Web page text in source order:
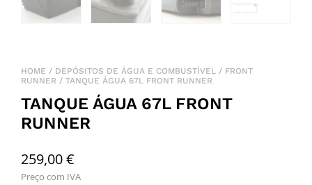
HOME / DEPÓSITOS DE ÁGUA E COMBUSTÍVEL / FRONT
RUNNER / TANQUE ÁGUA 67L FRONT RUNNER
TANQUE ÁGUA 67L FRONT
RUNNER
259,00€
Preço com IVA